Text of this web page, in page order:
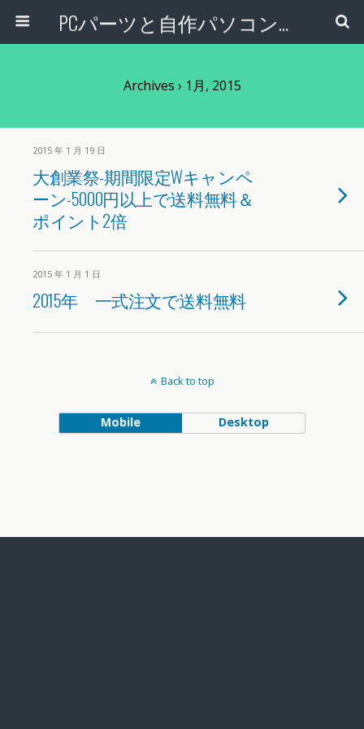
PCパーツと自作パソコン・組み立てパソコンの専門店 | PCワンズ
Archives › 1月, 2015
2015 年 1 月 19 日
大創業祭-期間限定Wキャンペ
ーン-5000円以上で送料無料＆
ポイント2倍
2015 年 1 月 1 日
2015年 一式注文で送料無料
Back to top
Mobile Desktop